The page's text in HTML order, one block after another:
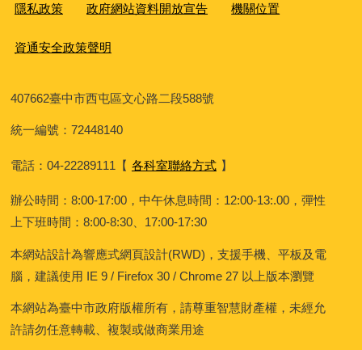
隱私政策 政府網站資料開放宣告 機關位置
資通安全政策聲明
407662臺中市西屯區文心路二段588號
統一編號：72448140
電話：04-22289111 【 各科室聯絡方式 】
辦公時間：8:00-17:00，中午休息時間：12:00-13:.00，彈性
上下班時間：8:00-8:30、17:00-17:30
本網站設計為響應式網頁設計(RWD)，支援手機、平板及電
腦，建議使用 IE 9 / Firefox 30 / Chrome 27 以上版本瀏覽
本網站為臺中市政府版權所有，請尊重智慧財產權，未經允
許請勿任意轉載、複製或做商業用途